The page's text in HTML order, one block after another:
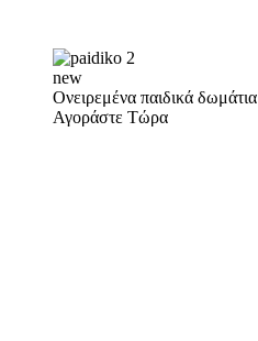
new
Ονειρεμένα παιδικά δωμάτια
Αγοράστε Τώρα